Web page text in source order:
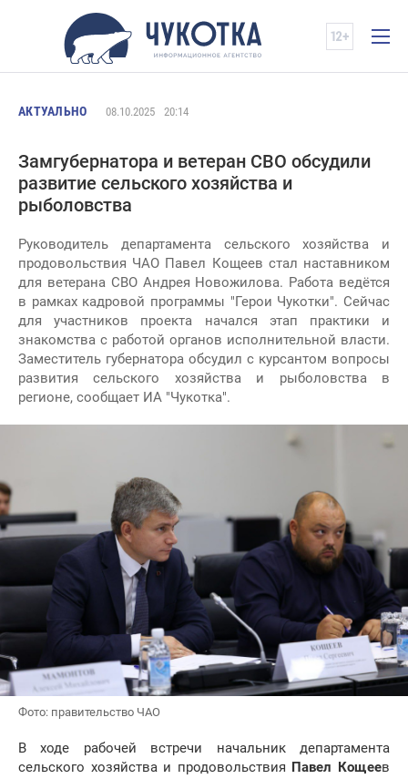
АКТУАЛЬНО 08.10.2025 20:14
Замгубернатора и ветеран СВО обсудили
развитие сельского хозяйства и
рыболовства
Руководитель департамента сельского хозяйства и
продовольствия ЧАО Павел Кощеев стал наставником
для ветерана СВО Андрея Новожилова. Работа ведётся
в рамках кадровой программы "Герои Чукотки". Сейчас
для участников проекта начался этап практики и
знакомства с работой органов исполнительной власти.
Заместитель губернатора обсудил с курсантом вопросы
развития сельского хозяйства и рыболовства в
регионе, сообщает ИА "Чукотка".
Фото: правительство ЧАО
В ходе рабочей встречи начальник департамента
сельского хозяйства и продовольствия Павел Кощеев